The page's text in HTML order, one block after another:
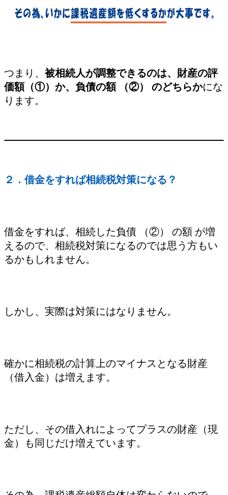
つまり、被相続人が調整できるのは、財産の評
価額（①）か、負債の額 （②） のどちらかにな
ります。
２．借金をすれば相続税対策になる？
借金をすれば、相続した負債 （②） の額 が増
えるので、相続税対策になるのでは思う方もい
るかもしれません。
しかし、実際は対策にはなりません。
確かに相続税の計算上のマイナスとなる財産
（借入金）は増えます。
ただし、その借入れによってプラスの財産（現
金）も同じだけ増えています。